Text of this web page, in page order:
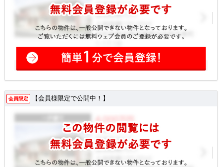
会員限定 【会員様限定で公開中！】